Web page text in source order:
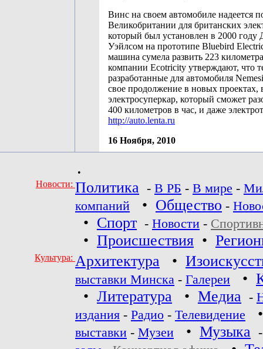
Винс на своем автомобиле надеется
Великобритании для британских
который был установлен в 2000 году
Уэйлсом на прототипе Bluebird
машина сумела развить 223
компании Ecotricity утверждают, что
разработанные для автомобиля
свое продолжение в новых проектах,
электросуперкар, который сможет
400 километров в час, и даже
http://auto.lenta.ru
16 Ноября, 2010
•
Новости: Политика - В РБ - В мире -
компаний
• Общество -
• Спорт - Новости -
• Происшествия •
Культура: Архитектура •
выставки Минска - Галереи •
• Литература • Медиа -
издания - Радио - Телевидение
выставки - Музеи • Музыка